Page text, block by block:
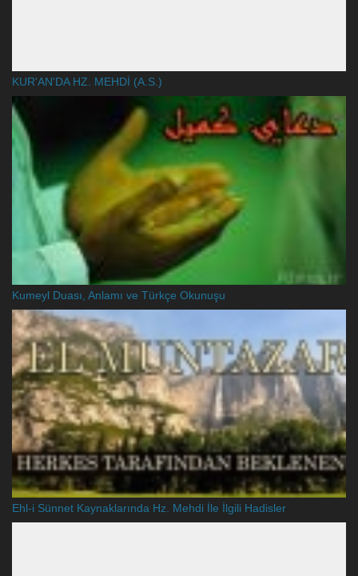
KUR'AN'DA HZ. MEHDİ (A.S.)
Kumeyl Duası, Anlamı ve Türkçe Okunuşu
Ehl-i Sünnet Kaynaklarında Hz. Mehdi İle İlgili Hadisler